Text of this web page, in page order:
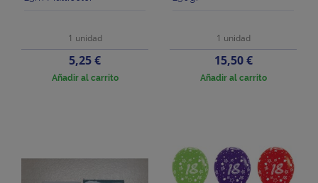
1 unidad
Precio
5,25 €
Añadir al carrito
1 unidad
Precio
15,50 €
Añadir al carrito